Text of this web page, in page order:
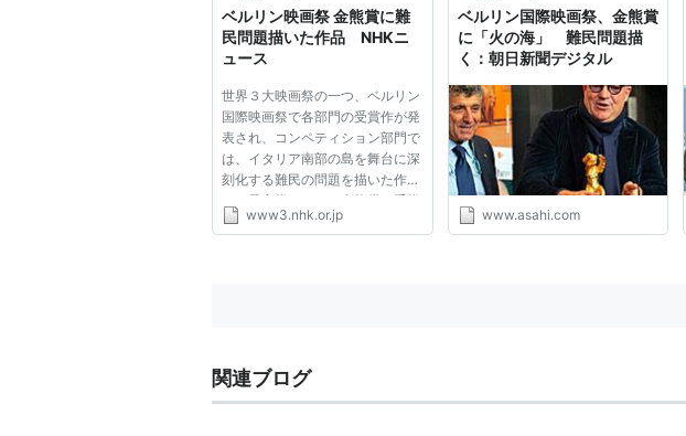
ン部門で...
ベルリン映画祭 金熊賞に難
民問題描いた作品 NHKニ
ュース
世界３大映画祭の一つ、ベルリン
国際映画祭で各部門の受賞作が発
表され、コンペティション部門で
は、イタリア南部の島を舞台に深
刻化する難民の問題を描いた作品
が、最高賞にあたる金熊賞を受賞
しました。 また、２５の作品が
www3.nhk.or.jp
ベルリン国際映画祭、金熊賞
に「火の海」 難民問題描
く：朝日新聞デジタル
www.asahi.com
関連ブログ